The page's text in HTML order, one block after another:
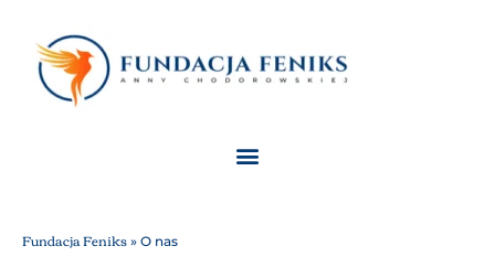
content
Menu
Fundacja Feniks » O nas